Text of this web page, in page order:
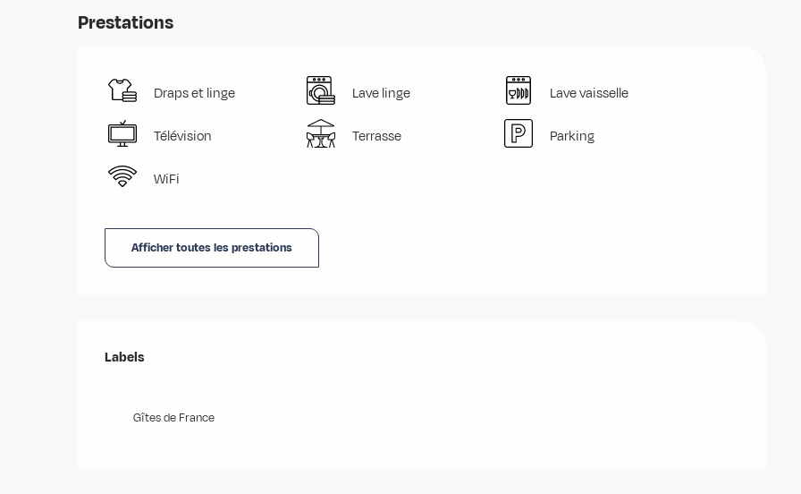
Prestations
Draps et linge Lave linge Lave vaisselle
Télévision Terrasse Parking
WiFi
Afficher toutes les prestations
Offres de prestations
Labels
Labels
Gîtes de France